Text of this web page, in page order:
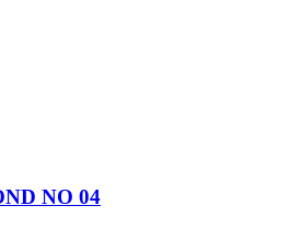
NO 04